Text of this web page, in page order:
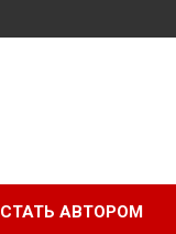
СТАТЬ АВТОРОМ